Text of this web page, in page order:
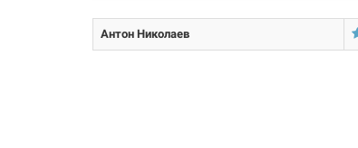
Антон Николаев